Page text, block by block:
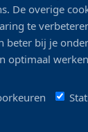
De overige
te
beter bij je
optimaal